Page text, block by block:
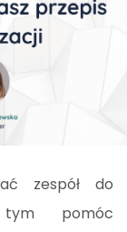
zespół do
pomóc